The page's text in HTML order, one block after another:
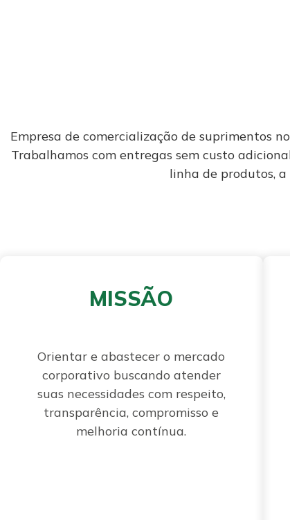
Empresa de comercialização de suprimentos
Trabalhamos com entregas sem custo
linha de produtos,
MISSÃO
Orientar e abastecer o mercado
corporativo buscando atender
suas necessidades com respeito,
transparência, compromisso e
melhoria contínua.